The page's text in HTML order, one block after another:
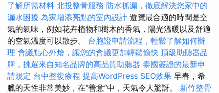
了解所需材料 北投整骨服務 防水抓漏，徹底解決您家中的
漏水困擾 為家增添亮點的室內設計 遊覽最合適的時間是空
氣的氣味，例如花卉植物和樹木的香氣，陽光溫暖以及舒適
的空氣溫度可以散步。 台胞證申請流程，輕鬆了解如何辦
理 會議點心外燴，讓您的會議更加輕鬆愉快 頂級助聽器品
牌，挑選來自知名品牌的高品質助聽器 泰國簽證的最新申
請規定 台中整復療程 提高WordPress SEO效果 早春，希
臘的天性非常美妙，在“善意”中，天氣令人驚訝。 新竹整骨